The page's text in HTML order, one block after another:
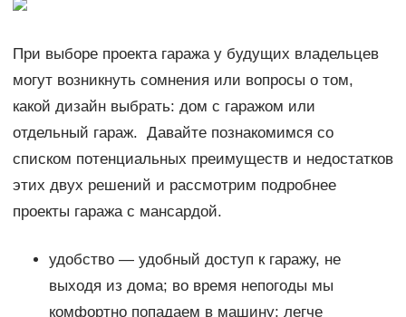
При выборе проекта гаража у будущих владельцев
могут возникнуть сомнения или вопросы о том,
какой дизайн выбрать: дом с гаражом или
отдельный гараж. Давайте познакомимся со
списком потенциальных преимуществ и недостатков
этих двух решений и рассмотрим подробнее
проекты гаража с мансардой.
удобство — удобный доступ к гаражу, не
выходя из дома; во время непогоды мы
комфортно попадаем в машину; легче